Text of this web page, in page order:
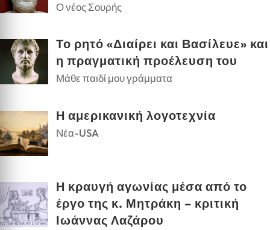
Ο νέος Σουρής
Το ρητό «Διαίρει και Βασίλευε» και
η πραγματική προέλευση του
Μάθε παιδί μου γράμματα
Η αμερικανική λογοτεχνία
Νέα-USA
Η κραυγή αγωνίας μέσα από το
έργο της κ. Μητράκη – κριτική
Ιωάννας Λαζάρου